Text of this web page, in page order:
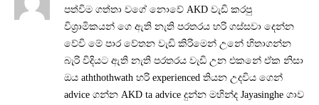
පත්විම ගත්තා වගේ නොවේ AKD වැඩි කරපු
විශ්‍රාමිකයන් ගෙ ඇති නැති පරතරය හරි ගස්සවා දෙන්න
වේවි මේ පාර වේතන වැඩි කිරිමෙන් උනේ හිතාගන්න
බැරි විදියට ඇති නැති පරතරය වැඩි උන එකනේ ඒක නිසා
ඔය aththothwath හරි experienced තියන උදවිය ගෙන්
advice ගන්න AKD ta advice දුන්න මහින්ද Jayasinghe ගාව